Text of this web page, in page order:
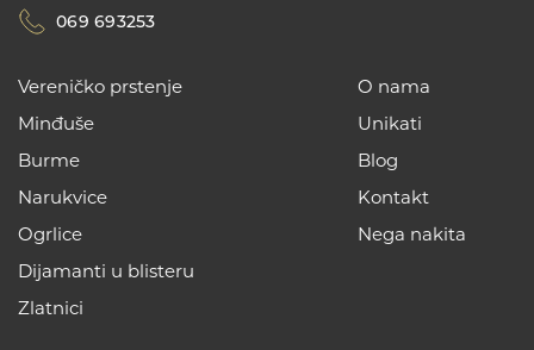
069 693253
Vereničko prstenje
Minđuše
Burme
Narukvice
Ogrlice
Dijamanti u blisteru
Zlatnici
O nama
Unikati
Blog
Kontakt
Nega nakita